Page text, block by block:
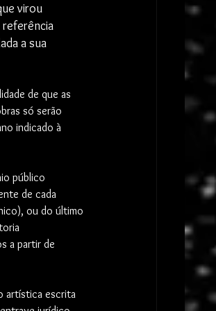
virou
a sua
de que as
só serão
indicado à
público
de cada
ou do último
a partir de
artística escrita